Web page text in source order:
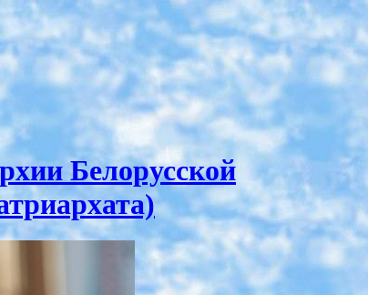
Белорусской